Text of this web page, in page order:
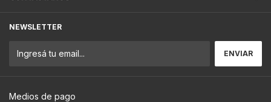
NEWSLETTER
Medios de pago